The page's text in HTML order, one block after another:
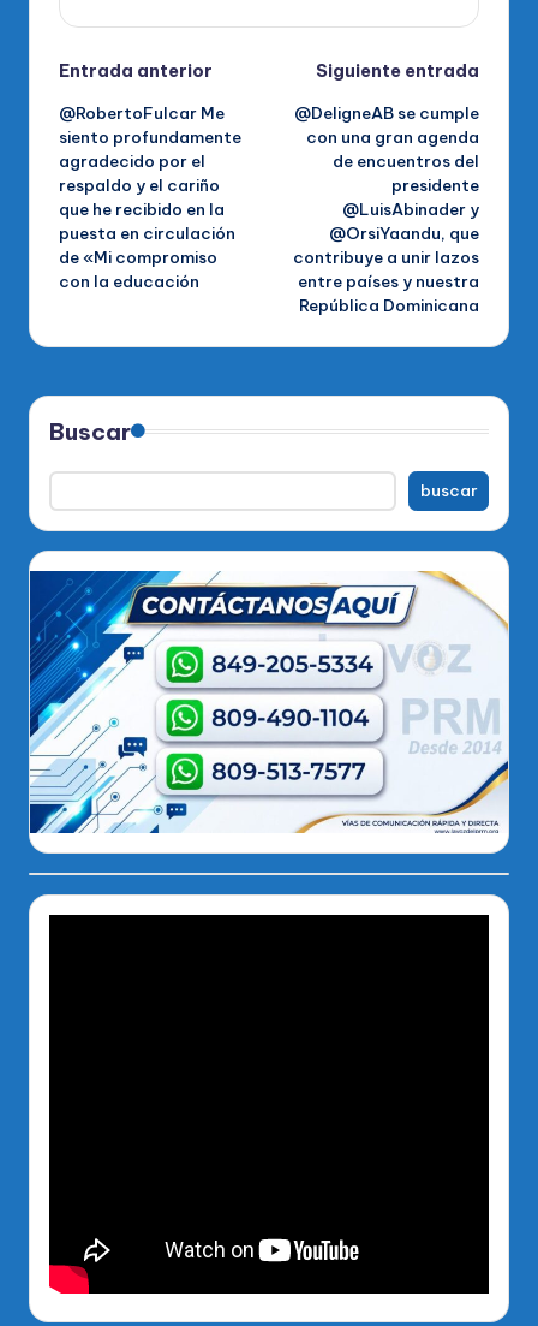
Navegación
de
entradas
Entrada anterior
@RobertoFulcar Me
siento profundamente
agradecido por el
respaldo y el cariño
que he recibido en la
puesta en circulación
de «Mi compromiso
con la educación
Siguiente entrada
@DeligneAB se cumple
con una gran agenda
de encuentros del
presidente
@LuisAbinader y
@OrsiYaandu, que
contribuye a unir lazos
entre países y nuestra
República Dominicana
Buscar
buscar